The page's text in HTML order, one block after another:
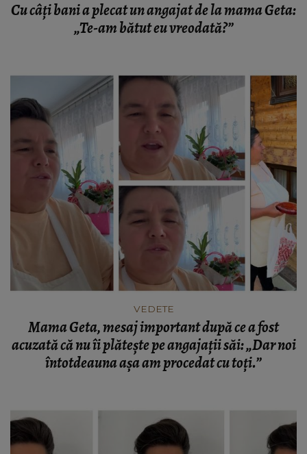
Cu câți bani a plecat un angajat de la mama Geta:
„Te-am bătut eu vreodată?”
VEDETE
Mama Geta, mesaj important după ce a fost
acuzată că nu îi plătește pe angajații săi: „Dar noi
întotdeauna așa am procedat cu toți.”